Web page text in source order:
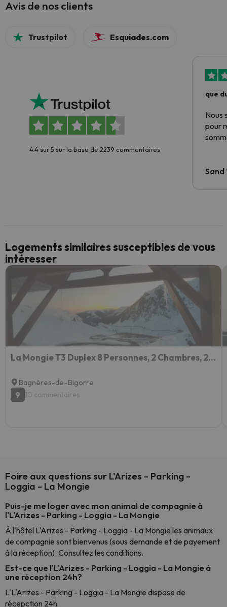
Avis de nos clients
Trustpilot Esquiades.com
4.4 sur 5 sur la base de 2239 commentaires
que
Nous
pour
Sand
Logements similaires susceptibles de vous
intéresser
La Mongie T3 Duplex 8 Personnes, 2 Chambres, 2 Alcoves
Bagnères-de-Bigorre
9
10 commentaires
Foire aux questions sur L'Arizes - Parking -
Loggia - La Mongie
Puis-je me loger avec mon animal de compagnie à
l'L'Arizes - Parking - Loggia - La Mongie
À l'hôtel L'Arizes - Parking - Loggia - La Mongie les animaux
de compagnie sont bienvenus (sous demande et de payement
à la réception). Consultez les conditions.
Est-ce que l'L'Arizes - Parking - Loggia - La Mongie à
une réception 24h?
L'L'Arizes - Parking - Loggia - La Mongie dispose de
récepction 24h